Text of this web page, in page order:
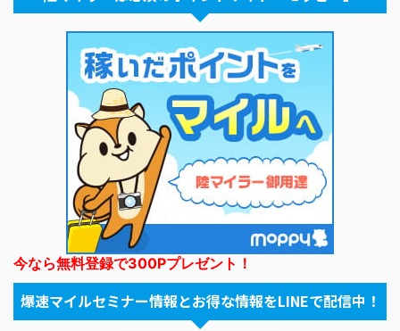
今なら無料登録で300Pプレゼント！
爆速マイルセミナー情報とお得な情報をLINEで配信中！